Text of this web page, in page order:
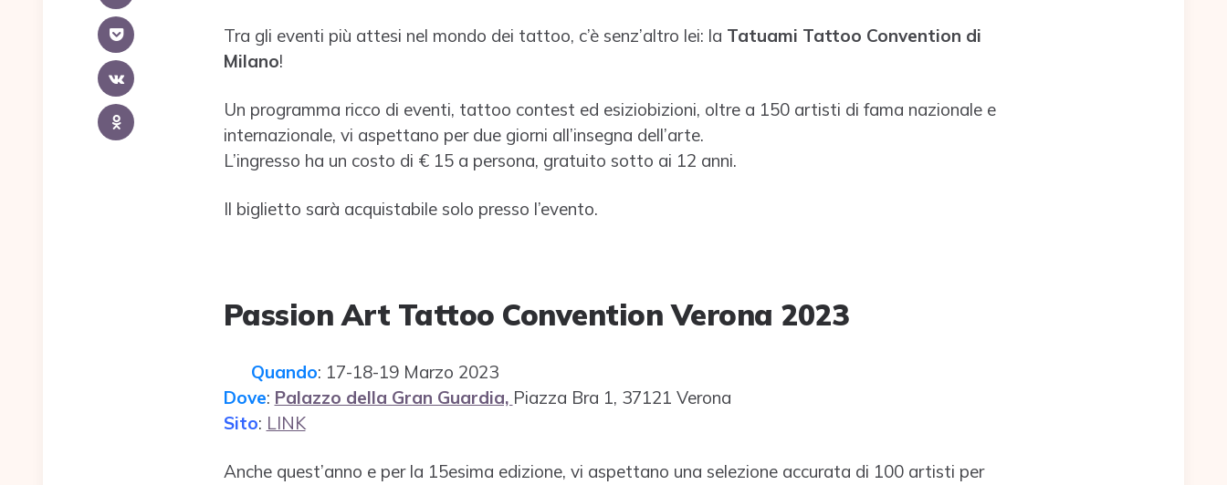
Tra gli eventi più attesi nel mondo dei tattoo, c’è senz’altro lei: la Tatuami Tattoo Convention di
Milano!
Un programma ricco di eventi, tattoo contest ed esiziobizioni, oltre a 150 artisti di fama nazionale e
internazionale, vi aspettano per due giorni all’insegna dell’arte.
L’ingresso ha un costo di € 15 a persona, gratuito sotto ai 12 anni.
Il biglietto sarà acquistabile solo presso l’evento.
Passion Art Tattoo Convention Verona 2023
Quando: 17-18-19 Marzo 2023
Dove: Palazzo della Gran Guardia, Piazza Bra 1, 37121 Verona
Sito: LINK
Anche quest’anno e per la 15esima edizione, vi aspettano una selezione accurata di 100 artisti per